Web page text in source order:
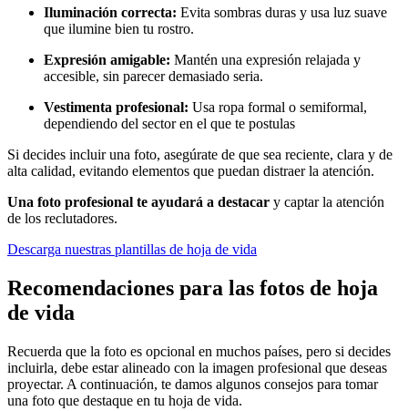
Iluminación correcta: Evita sombras duras y usa luz suave
que ilumine bien tu rostro.
Expresión amigable: Mantén una expresión relajada y
accesible, sin parecer demasiado seria.
Vestimenta profesional: Usa ropa formal o semiformal,
dependiendo del sector en el que te postulas
Si decides incluir una foto, asegúrate de que sea reciente, clara y de
alta calidad, evitando elementos que puedan distraer la atención.
Una foto profesional te ayudará a destacar y captar la atención
de los reclutadores.
Descarga nuestras plantillas de hoja de vida
Recomendaciones para las fotos de hoja
de vida
Recuerda que la foto es opcional en muchos países, pero si decides
incluirla, debe estar alineado con la imagen profesional que deseas
proyectar. A continuación, te damos algunos consejos para tomar
una foto que destaque en tu hoja de vida.